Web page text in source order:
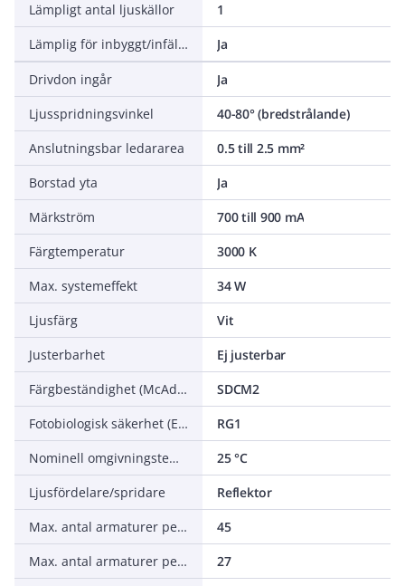
Lämpligt antal ljuskällor
1
Lämplig för inbyggt/infällt montage
Ja
Drivdon ingår
Ja
Ljusspridningsvinkel
40-80° (bredstrålande)
Anslutningsbar ledararea
0.5 till 2.5 mm²
Borstad yta
Ja
Märkström
700 till 900 mA
Färgtemperatur
3000 K
Max. systemeffekt
34 W
Ljusfärg
Vit
Justerbarhet
Ej justerbar
Färgbeständighet (McAdam ellipse)
SDCM2
Fotobiologisk säkerhet (EN 62471)
RG1
Nominell omgivningstemperatur enligt IEC 62722-2-1
25 °C
Ljusfördelare/spridare
Reflektor
Max. antal armaturer per automatsäkring C16 (MCB)
45
Max. antal armaturer per automatsäkring B16 (MCB)
27